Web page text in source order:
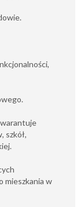
szkół,
mieszkania w